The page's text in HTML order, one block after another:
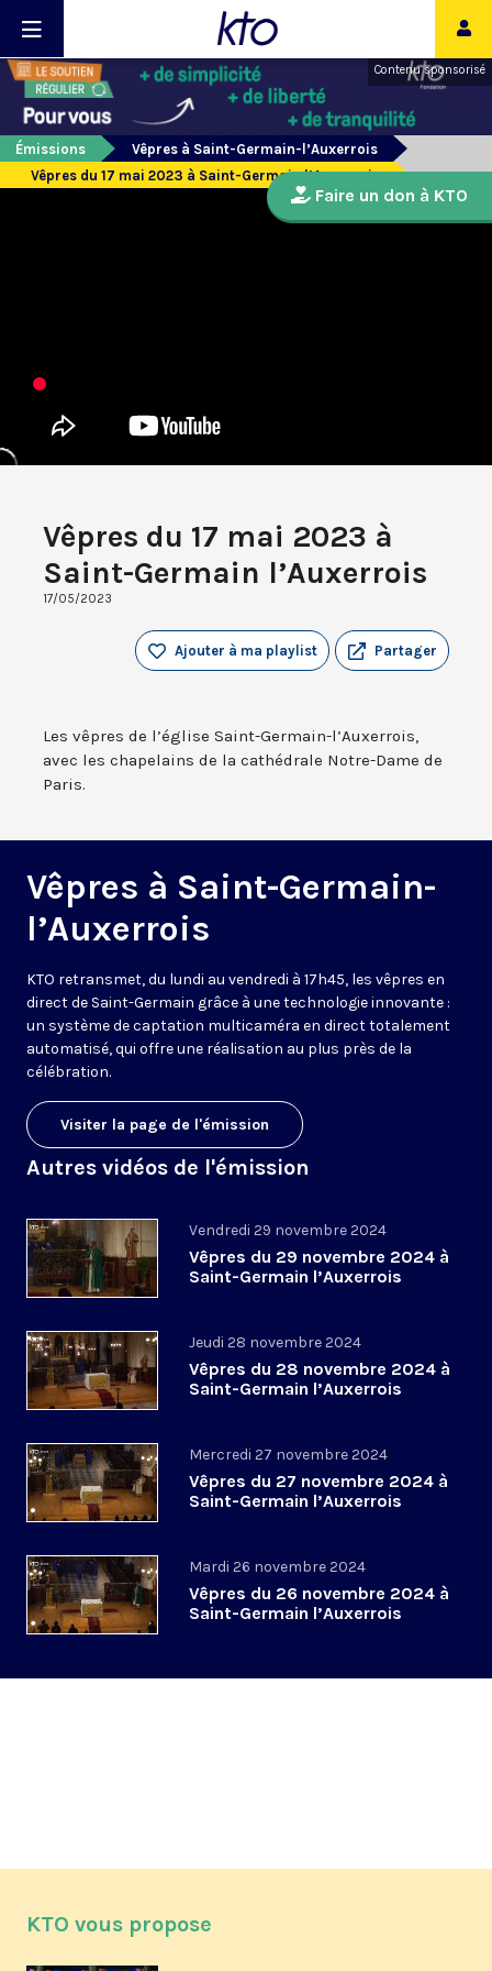
Contenu sponsorisé
Émissions
Vêpres à Saint-Germain-l’Auxerrois
Vêpres du 17 mai 2023 à Saint-Germain l’Auxerrois
Vêpres du 17 mai 2023 à
Saint-Germain l’Auxerrois
17/05/2023
Partager
Ajouter à ma playlist
Les vêpres de l’église Saint-Germain-l’Auxerrois,
avec les chapelains de la cathédrale Notre-Dame de
Paris.
Vêpres à Saint-Germain-
l’Auxerrois
KTO retransmet, du lundi au vendredi à 17h45, les vêpres en
direct de Saint-Germain grâce à une technologie innovante :
un système de captation multicaméra en direct totalement
automatisé, qui offre une réalisation au plus près de la
célébration.
Visiter la page de l'émission
Autres vidéos de l'émission
Vendredi 29 novembre 2024
Vêpres du 29 novembre 2024 à
Saint-Germain l’Auxerrois
Jeudi 28 novembre 2024
Vêpres du 28 novembre 2024 à
Saint-Germain l’Auxerrois
Mercredi 27 novembre 2024
Vêpres du 27 novembre 2024 à
Saint-Germain l’Auxerrois
Mardi 26 novembre 2024
Vêpres du 26 novembre 2024 à
Saint-Germain l’Auxerrois
Faire un don à KTO
KTO vous propose